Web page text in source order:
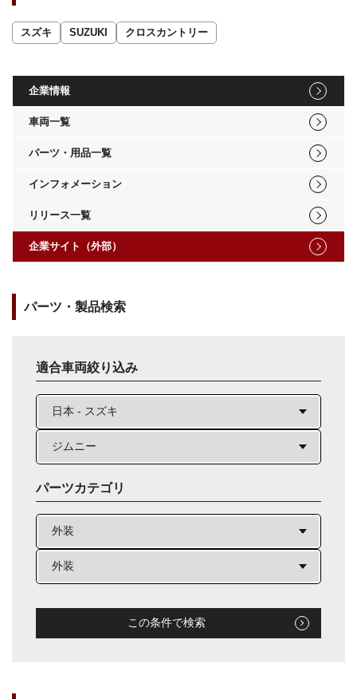
スズキ SUZUKI クロスカントリー
企業情報
車両一覧
パーツ・用品一覧
インフォメーション
リリース一覧
企業サイト（外部）
パーツ・製品検索
適合車両絞り込み
パーツカテゴリ
この条件で検索